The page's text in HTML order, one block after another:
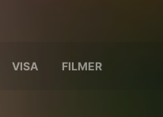
VISA FILMER